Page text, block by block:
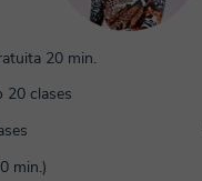
20 min.
20 clases
min.)